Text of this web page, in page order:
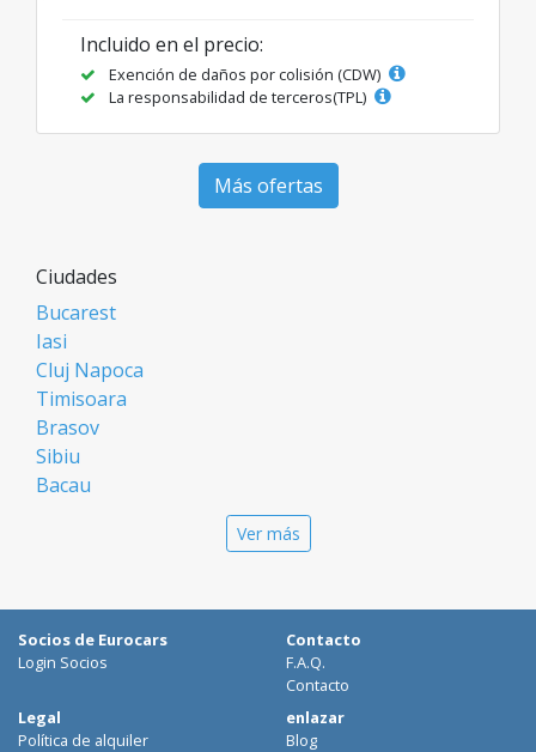
Incluido en el precio:
Exención de daños por colisión (CDW)
La responsabilidad de terceros(TPL)
Más ofertas
Ciudades
Bucarest
Iasi
Cluj Napoca
Timisoara
Brasov
Sibiu
Bacau
Galati
Suceava
Focsani
Targoviste
Ver más
Socios de Eurocars
Login Socios
Contacto
F.A.Q.
Contacto
Legal
Política de alquiler
enlazar
Blog